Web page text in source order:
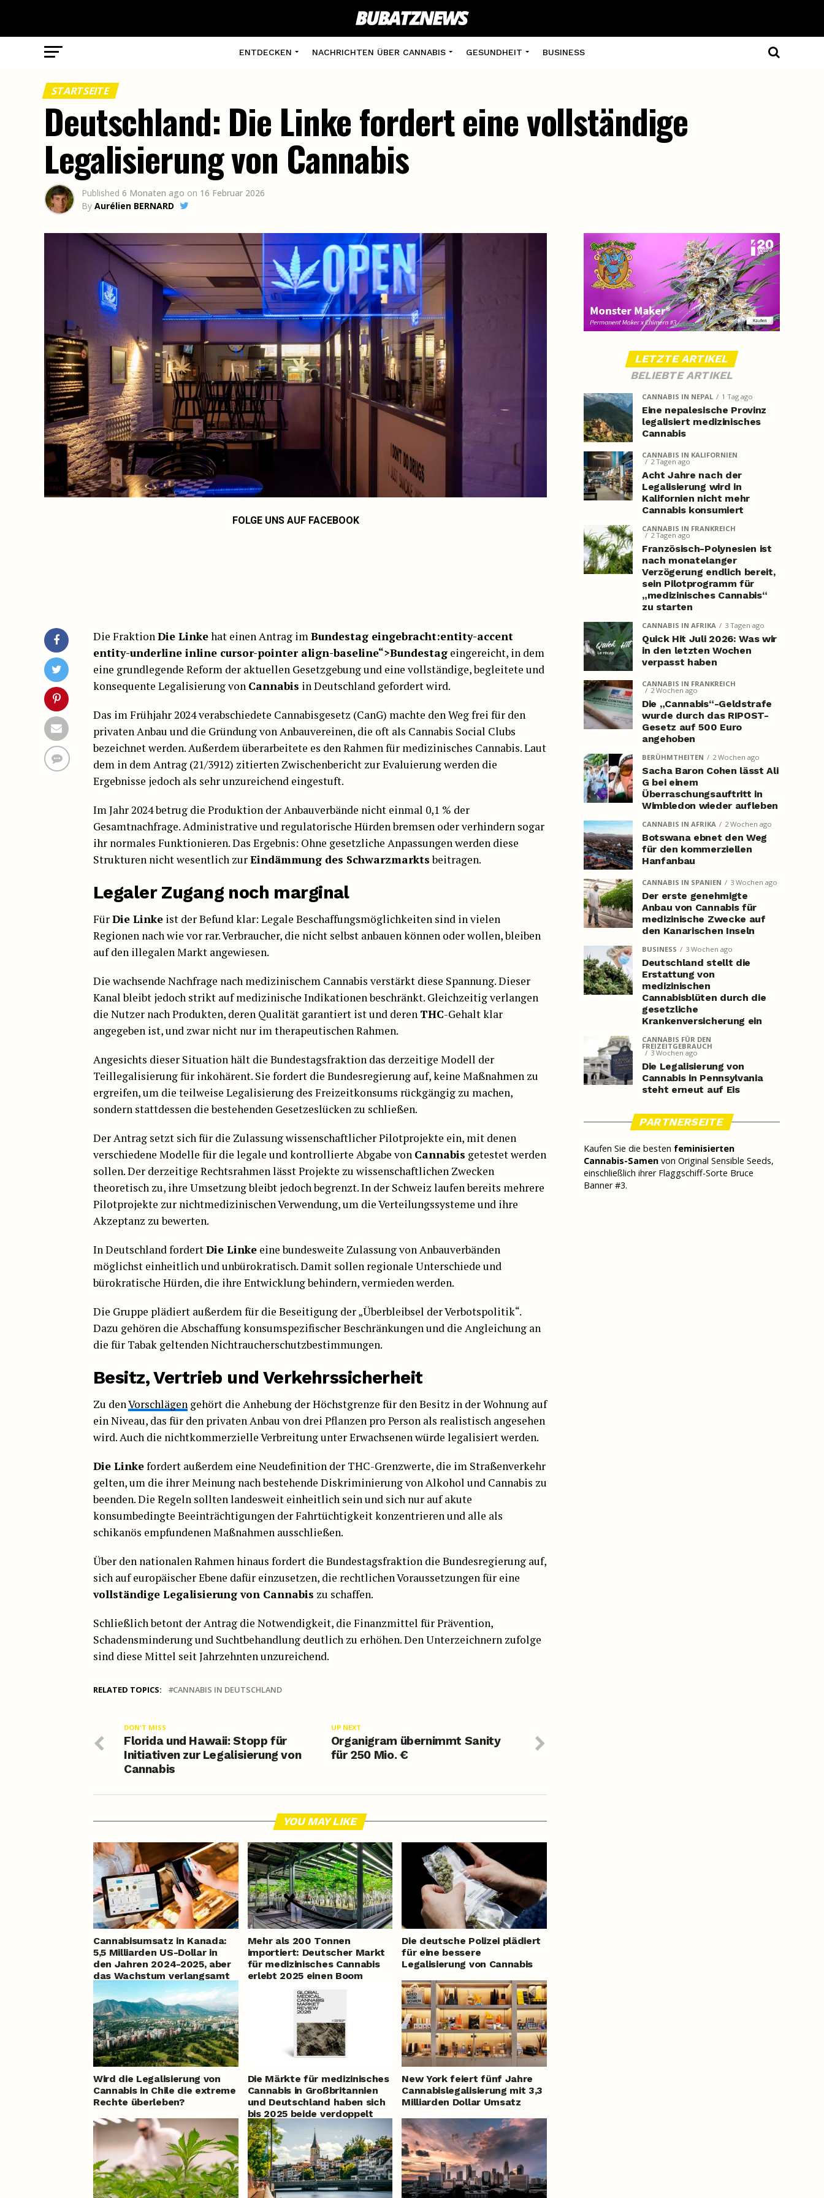
ENTDECKEN NACHRICHTEN ÜBER CANNABIS GESUNDHEIT BUSINESS
STARTSEITE
Deutschland: Die Linke fordert eine vollständige
Legalisierung von Cannabis
Published 6 Monaten ago on 16 Februar 2026
By Aurélien BERNARD
FOLGE UNS AUF FACEBOOK
Die Fraktion Die Linkehat einen Antrag im Bundestag eingebracht:entity-accent
entity-underline inline cursor-pointer align-baseline“>Bundestag eingereicht, in dem
eine grundlegende Reform der aktuellen Gesetzgebung und eine vollständige, begleitete und
konsequente Legalisierung von Cannabis in Deutschland gefordert wird.
Das im Frühjahr 2024 verabschiedete Cannabisgesetz (CanG) machte den Weg frei für den
privaten Anbau und die Gründung von Anbauvereinen, die oft als Cannabis Social Clubs
bezeichnet werden. Außerdem überarbeitete es den Rahmen für medizinisches Cannabis. Laut
dem in dem Antrag (21/3912) zitierten Zwischenbericht zur Evaluierung werden die
Ergebnisse jedoch als sehr unzureichend eingestuft.
Im Jahr 2024 betrug die Produktion der Anbauverbände nicht einmal 0,1 % der
Gesamtnachfrage. Administrative und regulatorische Hürden bremsen oder verhindern sogar
ihr normales Funktionieren. Das Ergebnis: Ohne gesetzliche Anpassungen werden diese
Strukturen nicht wesentlich zurEindämmung des Schwarzmarktsbeitragen.
Legaler Zugang noch marginal
FürDie Linke ist der Befund klar: Legale Beschaffungsmöglichkeiten sind in vielen
Regionen nach wie vor rar. Verbraucher, die nicht selbst anbauen können oder wollen, bleiben
auf den illegalen Markt angewiesen.
Die wachsende Nachfrage nach medizinischem Cannabis verstärkt diese Spannung. Dieser
Kanal bleibt jedoch strikt auf medizinische Indikationen beschränkt. Gleichzeitig verlangen
die Nutzer nach Produkten, deren Qualität garantiert ist und deren THC-Gehalt klar
angegeben ist, und zwar nicht nur im therapeutischen Rahmen.
Angesichts dieser Situation hält die Bundestagsfraktion das derzeitige Modell der
Teillegalisierung für inkohärent. Sie fordert die Bundesregierung auf, keine Maßnahmen zu
ergreifen, um die teilweise Legalisierung des Freizeitkonsums rückgängig zu machen,
sondern stattdessen die bestehenden Gesetzeslücken zu schließen.
Der Antrag setzt sich für die Zulassung wissenschaftlicher Pilotprojekte ein, mit denen
verschiedene Modelle für die legale und kontrollierte Abgabe von Cannabis getestet werden
sollen. Der derzeitige Rechtsrahmen lässt Projekte zu wissenschaftlichen Zwecken
theoretisch zu, ihre Umsetzung bleibt jedoch begrenzt. In der Schweiz laufen bereits mehrere
Pilotprojekte zur nichtmedizinischen Verwendung, um die Verteilungssysteme und ihre
Akzeptanz zu bewerten.
In Deutschland fordertDie Linke eine bundesweite Zulassung von Anbauverbänden
möglichst einheitlich und unbürokratisch. Damit sollen regionale Unterschiede und
bürokratische Hürden, die ihre Entwicklung behindern, vermieden werden.
Die Gruppe plädiert außerdem für die Beseitigung der „Überbleibsel der Verbotspolitik“.
Dazu gehören die Abschaffung konsumspezifischer Beschränkungen und die Angleichung an
die für Tabak geltenden Nichtraucherschutzbestimmungen.
Besitz, Vertrieb und Verkehrssicherheit
Zu denVorschlägen gehört die Anhebung der Höchstgrenze für den Besitz in der Wohnung auf
ein Niveau, das für den privaten Anbau von drei Pflanzen pro Person als realistisch angesehen
wird. Auch die nichtkommerzielle Verbreitung unter Erwachsenen würde legalisiert werden.
Die Linkefordert außerdem eine Neudefinition der THC-Grenzwerte, die im Straßenverkehr
gelten, um die ihrer Meinung nach bestehende Diskriminierung von Alkohol und Cannabis zu
beenden. Die Regeln sollten landesweit einheitlich sein und sich nur auf akute
konsumbedingte Beeinträchtigungen der Fahrtüchtigkeit konzentrieren und alle als
schikanös empfundenen Maßnahmen ausschließen.
Über den nationalen Rahmen hinaus fordert die Bundestagsfraktion die Bundesregierung auf,
sich auf europäischer Ebene dafür einzusetzen, die rechtlichen Voraussetzungen für eine
vollständige Legalisierung von Cannabis zu schaffen.
Schließlich betont der Antrag die Notwendigkeit, die Finanzmittel für Prävention,
Schadensminderung und Suchtbehandlung deutlich zu erhöhen. Den Unterzeichnern zufolge
sind diese Mittel seit Jahrzehnten unzureichend.
RELATED TOPICS: CANNABIS IN DEUTSCHLAND
UP NEXT
Organigram übernimmt Sanity
für 250 Mio. €
DON'T MISS
Florida und Hawaii: Stopp für
Initiativen zur Legalisierung von
Cannabis
YOU MAY LIKE
Cannabisumsatz in Kanada:
5,5 Milliarden US-Dollar in
den Jahren 2024-2025, aber
das Wachstum verlangsamt
Mehr als 200 Tonnen
importiert: Deutscher Markt
für medizinisches Cannabis
erlebt 2025 einen Boom
Die deutsche Polizei plädiert
für eine bessere
Legalisierung von Cannabis
Wird die Legalisierung von
Cannabis in Chile die extreme
Rechte überleben?
Die Märkte für medizinisches
Cannabis in Großbritannien
und Deutschland haben sich
bis 2025 beide verdoppelt
New York feiert fünf Jahre
Cannabislegalisierung mit 3,3
Milliarden Dollar Umsatz
LETZTE ARTIKEL
BELIEBTE ARTIKEL
CANNABIS IN NEPAL 1 Tag ago
Eine nepalesische Provinz
legalisiert medizinisches
Cannabis
CANNABIS IN KALIFORNIEN
2 Tagen ago
Acht Jahre nach der
Legalisierung wird in
Kalifornien nicht mehr
Cannabis konsumiert
CANNABIS IN FRANKREICH
2 Tagen ago
Französisch-Polynesien ist
nach monatelanger
Verzögerung endlich bereit,
sein Pilotprogramm für
„medizinisches Cannabis“
zu starten
CANNABIS IN AFRIKA 3 Tagen ago
Quick Hit Juli 2026: Was wir
in den letzten Wochen
verpasst haben
CANNABIS IN FRANKREICH
2 Wochen ago
Die „Cannabis“-Geldstrafe
wurde durch das RIPOST-
Gesetz auf 500 Euro
angehoben
BERÜHMTHEITEN 2 Wochen ago
Sacha Baron Cohen lässt Ali
G bei einem
Überraschungsauftritt in
Wimbledon wieder aufleben
CANNABIS IN AFRIKA 2 Wochen ago
Botswana ebnet den Weg
für den kommerziellen
Hanfanbau
CANNABIS IN SPANIEN 3 Wochen ago
Der erste genehmigte
Anbau von Cannabis für
medizinische Zwecke auf
den Kanarischen Inseln
BUSINESS 3 Wochen ago
Deutschland stellt die
Erstattung von
medizinischen
Cannabisblüten durch die
gesetzliche
Krankenversicherung ein
CANNABIS FÜR DEN
FREIZEITGEBRAUCH
3 Wochen ago
Die Legalisierung von
Cannabis in Pennsylvania
steht erneut auf Eis
PARTNERSEITE
Kaufen Sie die besten feminisierten
Cannabis-Samen von Original Sensible Seeds,
einschließlich ihrer Flaggschiff-Sorte Bruce
Banner #3.